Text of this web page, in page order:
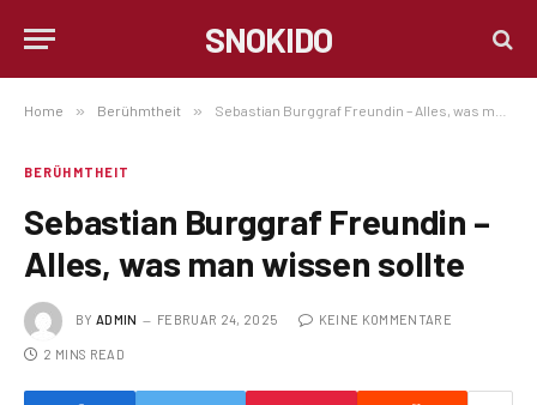
SNOKIDO
Home » Berühmtheit » Sebastian Burggraf Freundin – Alles, was man wissen sollte
BERÜHMTHEIT
Sebastian Burggraf Freundin –
Alles, was man wissen sollte
BY ADMIN FEBRUAR 24, 2025 KEINE KOMMENTARE
2 MINS READ